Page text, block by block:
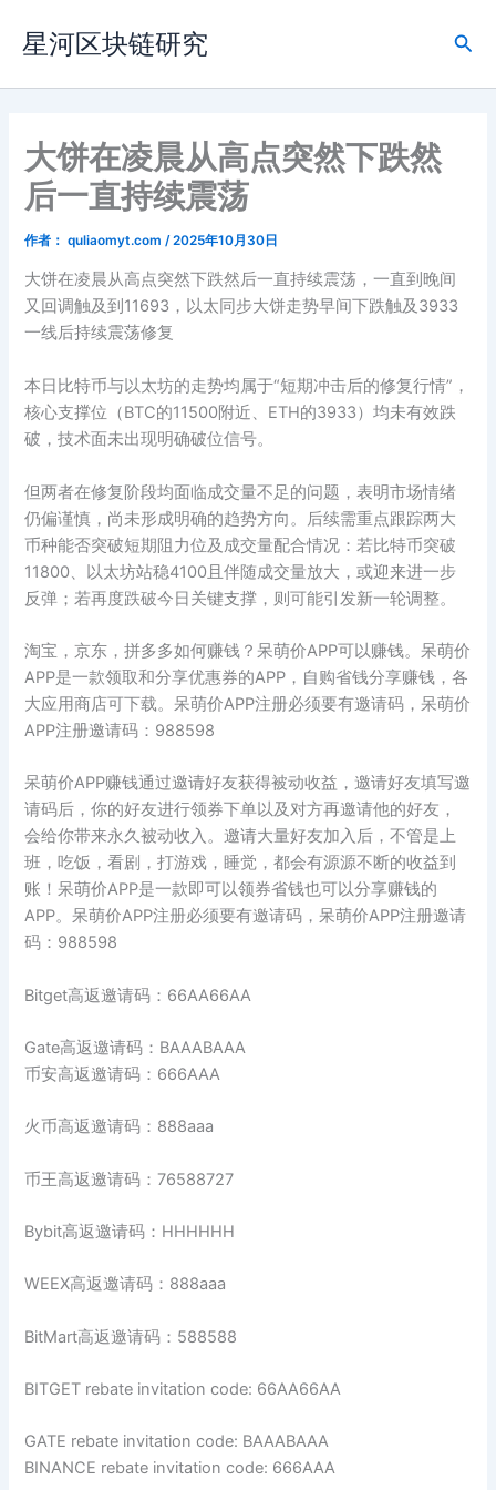
容
星河区块链研究
搜
大饼在凌晨从高点突然下跌然
后一直持续震荡
作者： quliaomyt.com /2025年10月30日
大饼在凌晨从高点突然下跌然后一直持续震荡，一直到晚间
又回调触及到11693，以太同步大饼走势早间下跌触及3933
一线后持续震荡修复
本日比特币与以太坊的走势均属于“短期冲击后的修复行情”，
核心支撑位（BTC的11500附近、ETH的3933）均未有效跌
破，技术面未出现明确破位信号。
但两者在修复阶段均面临成交量不足的问题，表明市场情绪
仍偏谨慎，尚未形成明确的趋势方向。后续需重点跟踪两大
币种能否突破短期阻力位及成交量配合情况：若比特币突破
11800、以太坊站稳4100且伴随成交量放大，或迎来进一步
反弹；若再度跌破今日关键支撑，则可能引发新一轮调整。
淘宝，京东，拼多多如何赚钱？呆萌价APP可以赚钱。呆萌价
APP是一款领取和分享优惠券的APP，自购省钱分享赚钱，各
大应用商店可下载。呆萌价APP注册必须要有邀请码，呆萌价
APP注册邀请码：988598
呆萌价APP赚钱通过邀请好友获得被动收益，邀请好友填写邀
请码后，你的好友进行领券下单以及对方再邀请他的好友，
会给你带来永久被动收入。邀请大量好友加入后，不管是上
班，吃饭，看剧，打游戏，睡觉，都会有源源不断的收益到
账！呆萌价APP是一款即可以领券省钱也可以分享赚钱的
APP。呆萌价APP注册必须要有邀请码，呆萌价APP注册邀请
码：988598
Bitget高返邀请码：66AA66AA
Gate高返邀请码：BAAABAAA
币安高返邀请码：666AAA
火币高返邀请码：888aaa
币王高返邀请码：76588727
Bybit高返邀请码：HHHHHH
WEEX高返邀请码：888aaa
BitMart高返邀请码：588588
BITGET rebate invitation code: 66AA66AA
GATE rebate invitation code: BAAABAAA
BINANCE rebate invitation code: 666AAA